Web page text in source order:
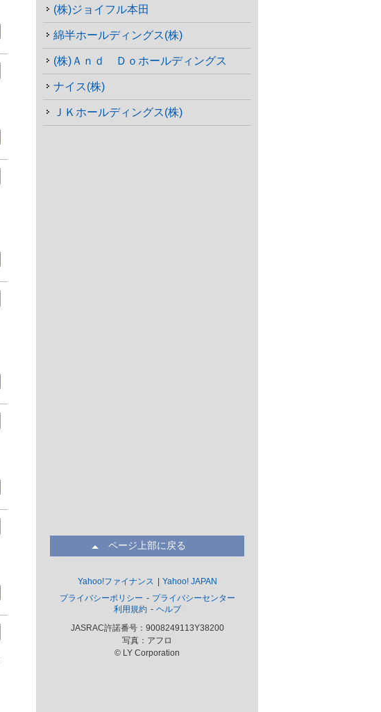
(株)ジョイフル本田
綿半ホールディングス(株)
(株)Ａｎｄ Ｄｏホールディングス
ナイス(株)
ＪＫホールディングス(株)
ページ上部に戻る
Yahoo!ファイナンス
Yahoo! JAPAN
プライバシーポリシー
プライバシーセンター
利用規約
ヘルプ
JASRAC許諾番号：9008249113Y38200
写真：アフロ
© LY Corporation